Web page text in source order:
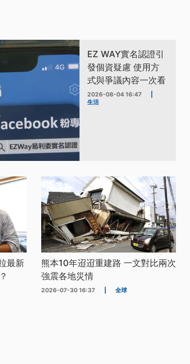
EZ WAY實名認證引
發個資疑慮 使用方
式與爭議內容一次看
2026-08-04 16:47
生活
最新
熊本10年迢迢重建路 一文對比兩次
強震各地災情
2026-07-30 16:37 全球